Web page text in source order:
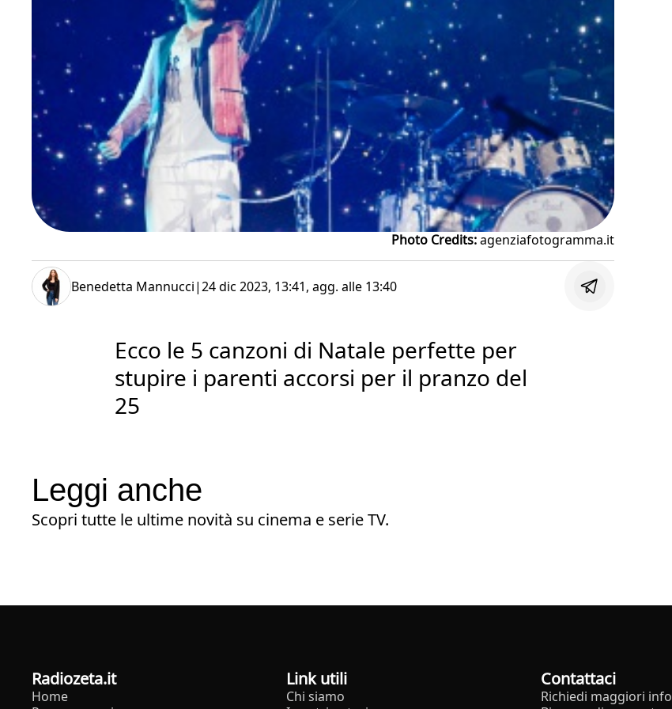
Photo Credits:agenziafotogramma.it
Benedetta Mannucci|24 dic 2023, 13:41, agg. alle 13:40
Ecco le 5 canzoni di Natale perfette per
stupire i parenti accorsi per il pranzo del
25
Leggi anche
Scopri tutte le ultime novità su cinema e serie TV.
radiozeta.it
Home
Link utili
Chi siamo
Contattaci
Richiedi maggiori info